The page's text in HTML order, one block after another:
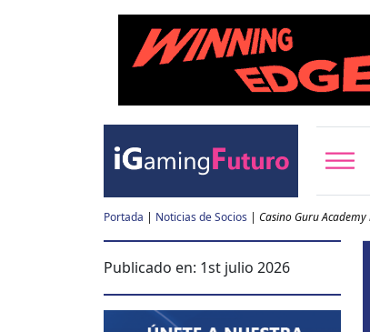
Portada | Noticias de Socios | Casino Guru
Publicado en: 1st julio 2026